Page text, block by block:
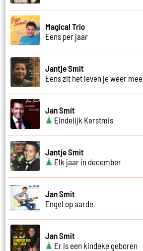
Magical Trio
Eens per jaar
Jantje Smit
Eens zit het leven je weer mee
Jan Smit
Eindelijk Kerstmis
Jantje Smit
Elk jaar in december
Jan Smit
Engel op aarde
Jan Smit
Er is een kindeke geboren